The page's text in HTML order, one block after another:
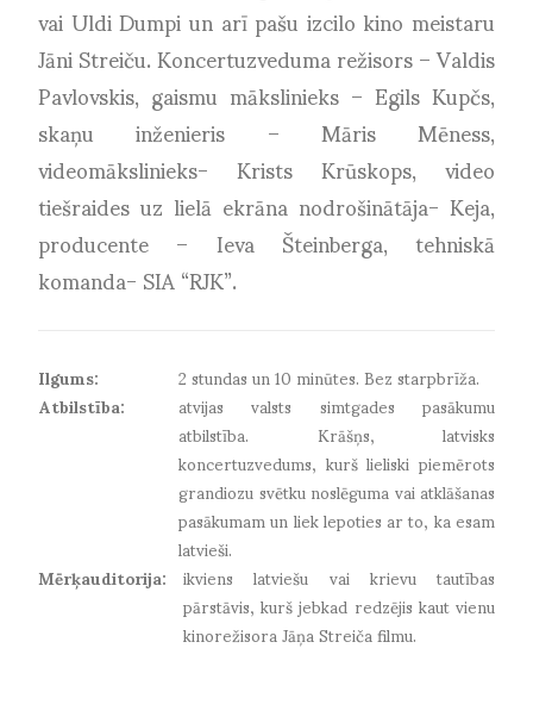
vai Uldi Dumpi un arī pašu izcilo kino meistaru
Jāni Streiču. Koncertuzveduma režisors – Valdis
Pavlovskis, gaismu mākslinieks – Egils Kupčs,
skaņu inženieris – Māris Mēness,
videomākslinieks- Krists Krūskops, video
tiešraides uz lielā ekrāna nodrošinātāja- Keja,
producente – Ieva Šteinberga, tehniskā
komanda- SIA “RJK”.
Ilgums: 2 stundas un 10 minūtes. Bez starpbrīža.
Atbilstība: atvijas valsts simtgades pasākumu
atbilstība. Krāšņs, latvisks
koncertuzvedums, kurš lieliski piemērots
grandiozu svētku noslēguma vai atklāšanas
pasākumam un liek lepoties ar to, ka esam
latvieši.
Mērķauditorija: ikviens latviešu vai krievu tautības
pārstāvis, kurš jebkad redzējis kaut vienu
kinorežisora Jāņa Streiča filmu.